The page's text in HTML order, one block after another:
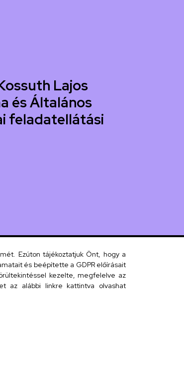
Lajos
és Általános
feladatellátási
Ezúton tájékoztatjuk Önt, hogy a
és beépítette a GDPR előírásait
kezelte, megfelelve az
az alábbi linkre kattintva olvashat